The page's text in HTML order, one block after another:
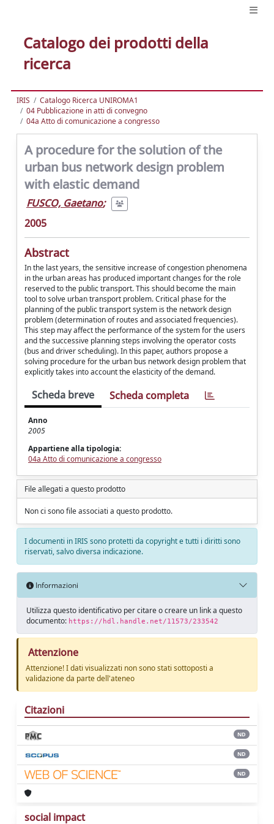
Catalogo dei prodotti della
ricerca
IRIS
Catalogo Ricerca UNIROMA1
04 Pubblicazione in atti di convegno
04a Atto di comunicazione a congresso
A procedure for the solution of the
urban bus network design problem
with elastic demand
FUSCO, Gaetano;
2005
Abstract
In the last years, the sensitive increase of congestion phenomena
in the urban areas has produced important changes for the role
reserved to the public transport. This should become the main
tool to solve urban transport problem. Critical phase for the
planning of the public transport system is the network design
problem (determination of routes and associated frequencies).
This step may affect the performance of the system for the users
and the successive planning steps involving the operator costs
(bus and driver scheduling). In this paper, authors propose a
solving procedure for the urban bus network design problem that
explicitly takes into account the elasticity of the demand.
Scheda breve Scheda completa
Anno
2005
Appartiene alla tipologia:
04a Atto di comunicazione a congresso
File allegati a questo prodotto
Non ci sono file associati a questo prodotto.
I documenti in IRIS sono protetti da copyright e tutti i diritti sono
riservati, salvo diversa indicazione.
Informazioni
Utilizza questo identificativo per citare o creare un link a questo
documento: https://hdl.handle.net/11573/233542
Attenzione
Attenzione! I dati visualizzati non sono stati sottoposti a
validazione da parte dell'ateneo
Citazioni
ND
ND
ND
social impact